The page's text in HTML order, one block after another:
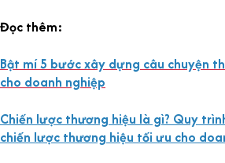
Đọc thêm:
Bật mí 5 bước xây dựng câu chuyện
cho doanh nghiệp
Chiến lược thương hiệu là gì? Quy
chiến lược thương hiệu tối ưu cho